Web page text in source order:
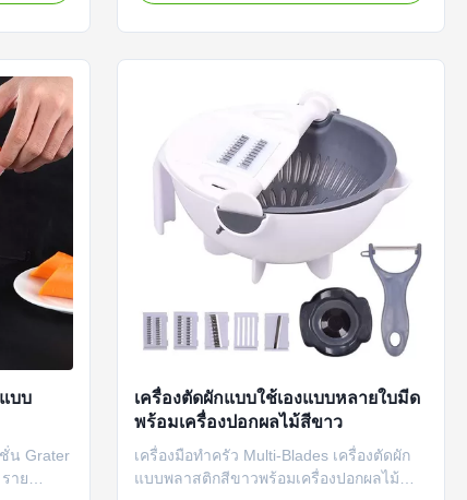
บบ
น Grater
าย
เครื่องตัดผักแบบใช้เองแบบหลายใบมีด
พร้อมเครื่องปอกผลไม้สีขาว
เครื่องมือทำครัว Multi-Blades เครื่องตัดผัก
แบบพลาสติกสีขาวพร้อมเครื่องปอกผลไม้